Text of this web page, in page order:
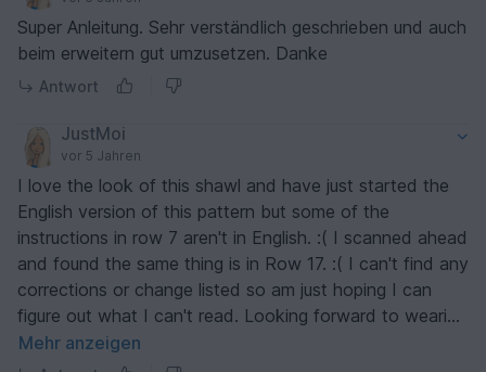
Super Anleitung. Sehr verständlich geschrieben und auch
beim erweitern gut umzusetzen. Danke
Antwort
JustMoi
vor 5 Jahren
I love the look of this shawl and have just started the
English version of this pattern but some of the
instructions in row 7 aren't in English. :( I scanned ahead
and found the same thing is in Row 17. :( I can't find any
corrections or change listed so am just hoping I can
figure out what I can't read. Looking forward to wearing
the finished product!
Mehr anzeigen